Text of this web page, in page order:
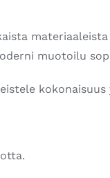
muotoilu